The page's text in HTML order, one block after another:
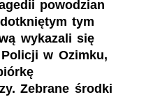
powodzian
tym
wykazali się
w Ozimku,
Zebrane środki